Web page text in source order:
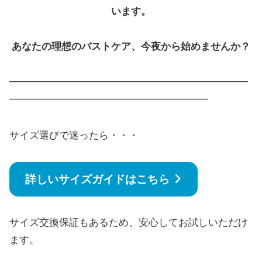
います。
あなたの理想のバストケア、今夜から始めませんか？
━━━━━━━━━━━━━━━━━━━━━━━━
━━━━━━━━━━━━━━━━━━━━
サイズ選びで迷ったら・・・
詳しいサイズガイドはこちら
サイズ交換保証もあるため、安心してお試しいただけ
ます。